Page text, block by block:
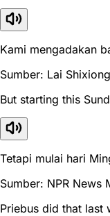
Kami mengadakan
Sumber: Lai
But starting this
Tetapi mulai hari
Sumber: NPR News
Priebus did that last